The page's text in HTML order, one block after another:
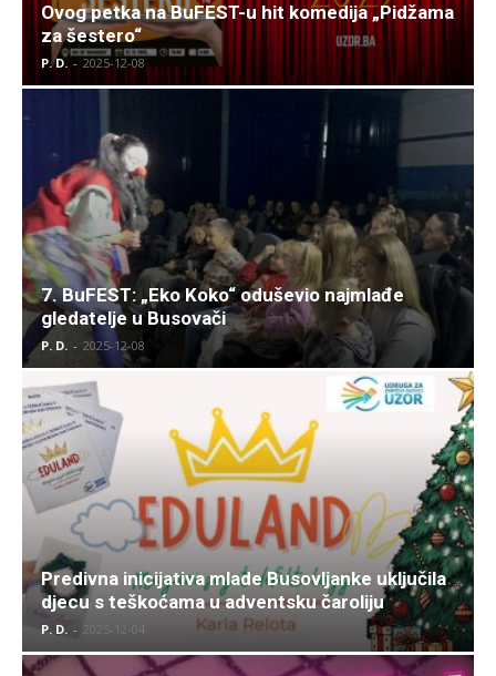
Ovog petka na BuFEST-u hit komedija „Pidžama
za šestero“
P. D. - 2025-12-08
7. BuFEST: „Eko Koko“ oduševio najmlađe
gledatelje u Busovači
P. D. - 2025-12-08
Predivna inicijativa mlade Busovljanke uključila
djecu s teškoćama u adventsku čaroliju
P. D. - 2025-12-04